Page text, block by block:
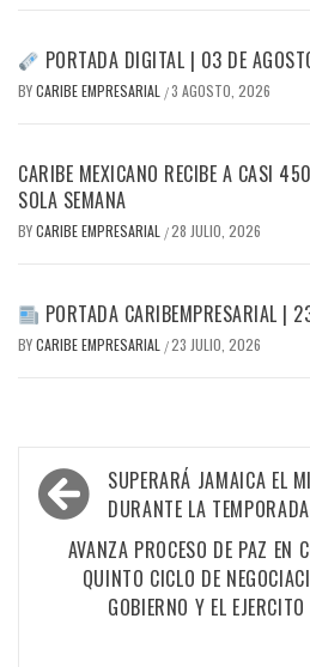
PORTADA DIGITAL | 03 DE
BYCARIBE EMPRESARIAL /3 AGOSTO, 2026
CARIBE MEXICANO RECIBE A CASI
SOLA SEMANA
BYCARIBE EMPRESARIAL /28 JULIO, 2026
PORTADA CARIBEMPRESARIAL |
BYCARIBE EMPRESARIAL /23 JULIO, 2026
Navegación
de
entradas
SUPERARÁ JAMAICA EL
DURANTE LA
AVANZA PROCESO DE PAZ EN
QUINTO CICLO DE
GOBIERNO Y EL